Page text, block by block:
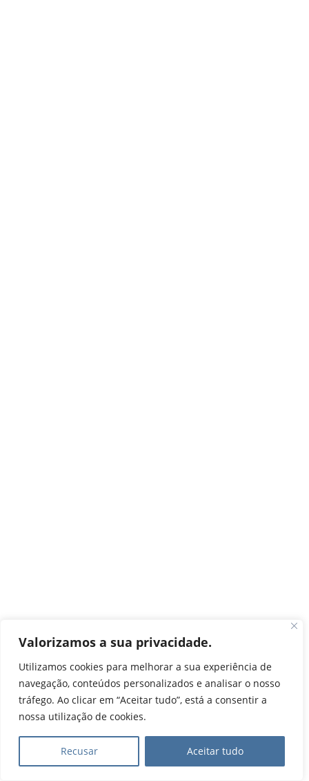
Valorizamos a sua privacidade.
Utilizamos cookies para melhorar a sua experiência de
navegação, conteúdos personalizados e analisar o nosso
tráfego. Ao clicar em “Aceitar tudo”, está a consentir a
nossa utilização de cookies.
Recusar Aceitar tudo